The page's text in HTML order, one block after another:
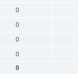
0
0
0
0
0